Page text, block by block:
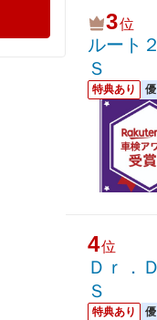
3位
ルート
Ｓ
特典あり
4位
Ｄｒ．
Ｓ
特典あり